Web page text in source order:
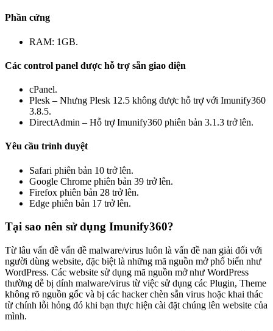
Phần cứng
RAM: 1GB.
Các control panel được hỗ trợ sẵn giao diện
cPanel.
Plesk – Nhưng Plesk 12.5 không được hỗ trợ với Imunify360
3.8.5.
DirectAdmin – Hỗ trợ Imunify360 phiên bản 3.1.3 trở lên.
Yêu cầu trình duyệt
Safari phiên bản 10 trở lên.
Google Chrome phiên bản 39 trở lên.
Firefox phiên bản 28 trở lên.
Edge phiên bản 17 trở lên.
Tại sao nên sử dụng Imunify360?
Từ lâu vấn đề vấn đề malware/virus luôn là vấn đề nan giải đối với
người dùng website, đặc biệt là những mã nguồn mở phổ biến như
WordPress. Các website sử dụng mã nguồn mở như WordPress
thường dễ bị dính malware/virus từ việc sử dụng các Plugin, Theme
không rõ nguồn gốc và bị các hacker chèn sẵn virus hoặc khai thác
từ chính lỗi hỏng đó khi bạn thực hiện cài đặt chúng lên website của
mình.